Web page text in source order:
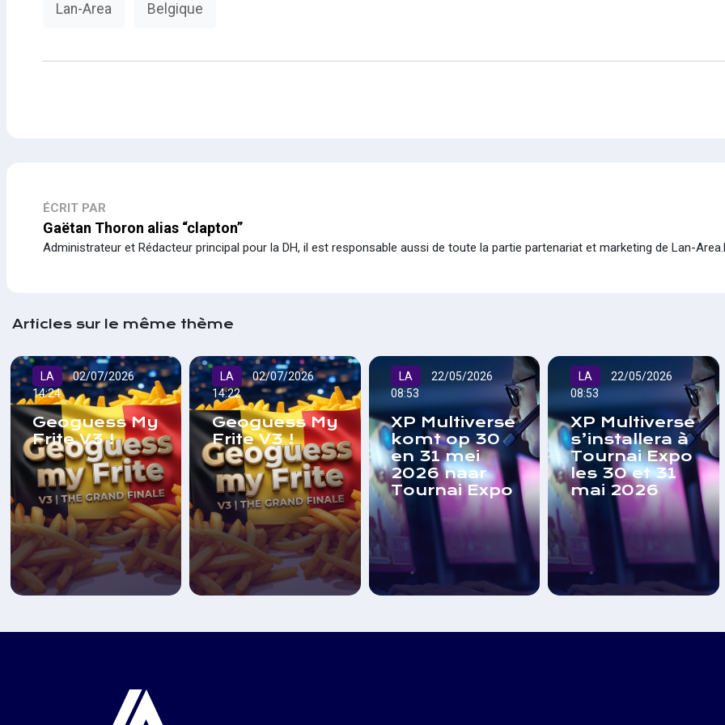
Lan-Area Belgique
ÉCRIT PAR
Gaëtan Thoron alias “clapton”
Administrateur et Rédacteur principal pour la DH, il est responsable aussi de toute la partie partenariat et marketing de Lan-
Articles sur le même thème
LA
02/07/2026
14:24
Geoguess My
Frite V3 !
LA
02/07/2026
14:22
Geoguess My
Frite V3 !
LA
22/05/2026
08:53
XP Multiverse
komt op 30
en 31 mei
2026 naar
Tournai Expo
LA
22/05/2026
08:53
XP Multiverse
s’installera à
Tournai Expo
les 30 et 31
mai 2026